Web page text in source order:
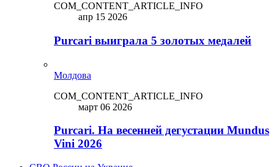
COM_CONTENT_ARTICLE_INFO
апр 15 2026
Purcari выиграла 5 золотых медалей
Молдова
COM_CONTENT_ARTICLE_INFO
март 06 2026
Purcari. На весенней дегустации Mundus
Vini 2026